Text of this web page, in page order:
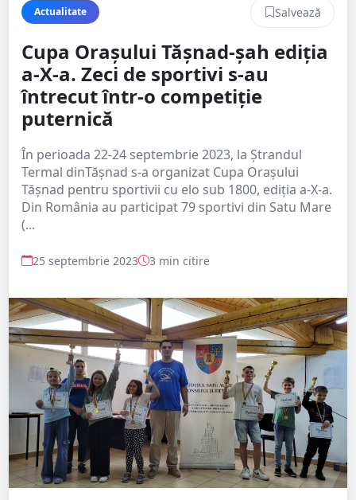
Actualitate Salvează
Cupa Orașului Tășnad-șah ediția
a-X-a. Zeci de sportivi s-au
întrecut într-o competiție
puternică
În perioada 22-24 septembrie 2023, la Ștrandul
Termal dinTășnad s-a organizat Cupa Orașului
Tășnad pentru sportivii cu elo sub 1800, ediția a-X-a.
Din România au participat 79 sportivi din Satu Mare
(...
25 septembrie 2023 3 min citire